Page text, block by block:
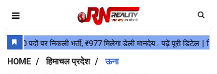
HOME हिमाचल प्रदेश ऊना